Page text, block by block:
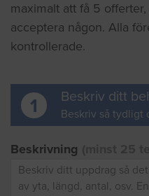
maximalt att få 5
acceptera någon. Alla
kontrollerade.
1 Beskriv ditt
Beskriv så tydligt
Beskrivning